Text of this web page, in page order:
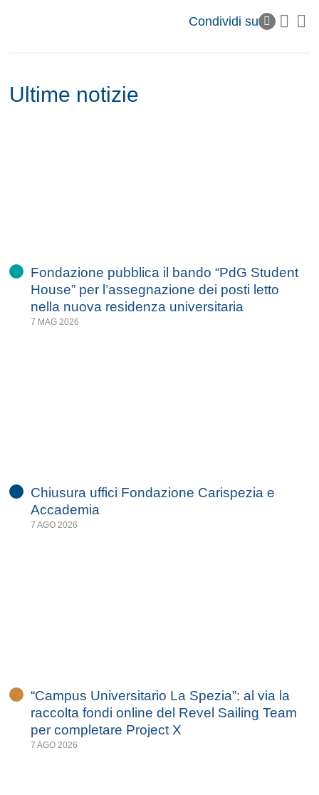
Condividi su
Ultime notizie
Fondazione pubblica il bando “PdG Student
House” per l’assegnazione dei posti letto
nella nuova residenza universitaria
7 MAG 2026
Chiusura uffici Fondazione Carispezia e
Accademia
7 AGO 2026
“Campus Universitario La Spezia”: al via la
raccolta fondi online del Revel Sailing Team
per completare Project X
7 AGO 2026